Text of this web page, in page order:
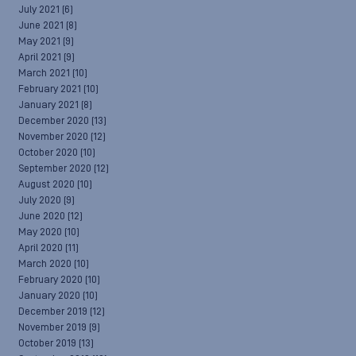
July 2021 (6)
June 2021 (8)
May 2021 (9)
April 2021 (9)
March 2021 (10)
February 2021 (10)
January 2021 (8)
December 2020 (13)
November 2020 (12)
October 2020 (10)
September 2020 (12)
August 2020 (10)
July 2020 (9)
June 2020 (12)
May 2020 (10)
April 2020 (11)
March 2020 (10)
February 2020 (10)
January 2020 (10)
December 2019 (12)
November 2019 (9)
October 2019 (13)